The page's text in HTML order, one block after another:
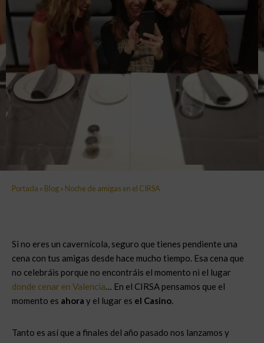
Portada » Blog» Noche de amigas en el CIRSA
Si no eres un cavernícola, seguro que tienes pendiente una
cena con tus amigas desde hace mucho tiempo. Esa cena que
no celebráis porque no encontráis el momento ni el lugar
donde cenar en Valencia… En el CIRSA pensamos que el
momento es ahora y el lugar es el Casino.
Tanto es así que a finales del año pasado nos lanzamos y